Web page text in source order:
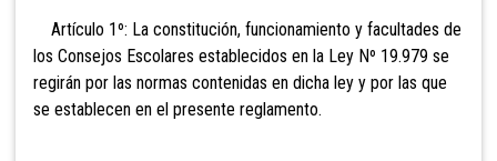
Artículo 1º: La constitución, funcionamiento y facultades de
los Consejos Escolares establecidos en la Ley Nº 19.979 se
regirán por las normas contenidas en dicha ley y por las que
se establecen en el presente reglamento.